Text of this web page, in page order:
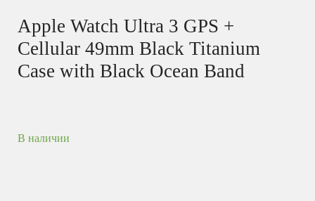
Apple Watch Ultra 3 GPS +
Cellular 49mm Black Titanium
Case with Black Ocean Band
В наличии